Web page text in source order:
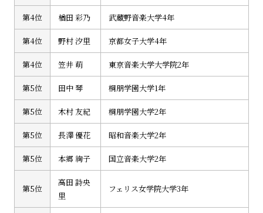
第4位 楢田 彩乃 武蔵野音楽大学4年
第4位 野村 汐里 京都女子大学4年
第4位 笠井 萌 東京音楽大学大学院2年
第5位 田中 琴 桐朋学園大学1年
第5位 木村 友紀 桐朋学園大学2年
第5位 長澤 優花 昭和音楽大学2年
第5位 本郷 絢子 国立音楽大学2年
第5位
高田 詩央
里
フェリス女学院大学3年